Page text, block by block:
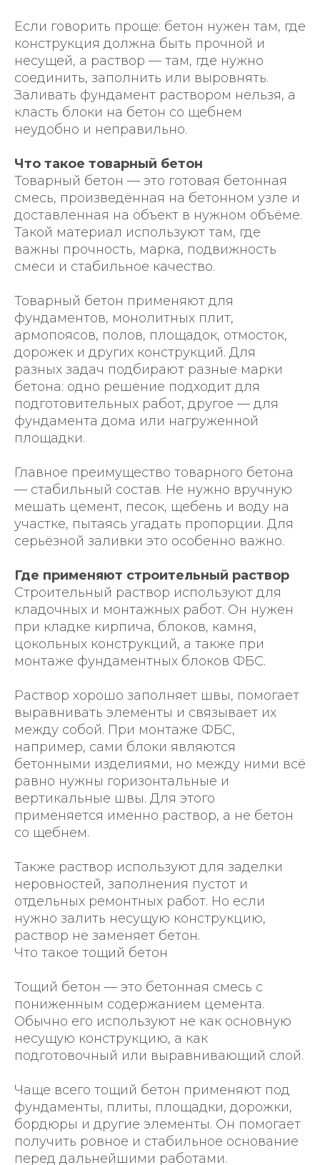
Если говорить проще: бетон нужен там, где
конструкция должна быть прочной и
несущей, а раствор — там, где нужно
соединить, заполнить или выровнять.
Заливать фундамент раствором нельзя, а
класть блоки на бетон со щебнем
неудобно и неправильно.
Что такое товарный бетон
Товарный бетон — это готовая бетонная
смесь, произведённая на бетонном узле и
доставленная на объект в нужном объёме.
Такой материал используют там, где
важны прочность, марка, подвижность
смеси и стабильное качество.
Товарный бетон применяют для
фундаментов, монолитных плит,
армопоясов, полов, площадок, отмосток,
дорожек и других конструкций. Для
разных задач подбирают разные марки
бетона: одно решение подходит для
подготовительных работ, другое — для
фундамента дома или нагруженной
площадки.
Главное преимущество товарного бетона
— стабильный состав. Не нужно вручную
мешать цемент, песок, щебень и воду на
участке, пытаясь угадать пропорции. Для
серьёзной заливки это особенно важно.
Где применяют строительный раствор
Строительный раствор используют для
кладочных и монтажных работ. Он нужен
при кладке кирпича, блоков, камня,
цокольных конструкций, а также при
монтаже фундаментных блоков ФБС.
Раствор хорошо заполняет швы, помогает
выравнивать элементы и связывает их
между собой. При монтаже ФБС,
например, сами блоки являются
бетонными изделиями, но между ними всё
равно нужны горизонтальные и
вертикальные швы. Для этого
применяется именно раствор, а не бетон
со щебнем.
Также раствор используют для заделки
неровностей, заполнения пустот и
отдельных ремонтных работ. Но если
нужно залить несущую конструкцию,
раствор не заменяет бетон.
Что такое тощий бетон
Тощий бетон — это бетонная смесь с
пониженным содержанием цемента.
Обычно его используют не как основную
несущую конструкцию, а как
подготовочный или выравнивающий слой.
Чаще всего тощий бетон применяют под
фундаменты, плиты, площадки, дорожки,
бордюры и другие элементы. Он помогает
получить ровное и стабильное основание
перед дальнейшими работами.